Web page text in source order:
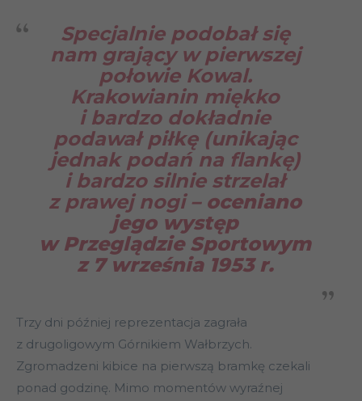
Specjalnie podobał się
nam grający w pierwszej
połowie Kowal.
Krakowianin miękko
i bardzo dokładnie
podawał piłkę (unikając
jednak podań na flankę)
i bardzo silnie strzelał
z prawej nogi – oceniano
jego występ
w Przeglądzie Sportowym
z 7 września 1953 r.
Trzy dni później reprezentacja zagrała
z drugoligowym Górnikiem Wałbrzych.
Zgromadzeni kibice na pierwszą bramkę czekali
ponad godzinę. Mimo momentów wyraźnej